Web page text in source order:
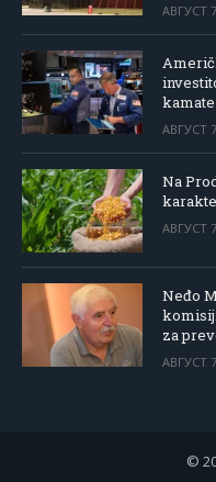
АВГУСТ
kamate
АВГУСТ
Na
АВГУСТ
Neđo
za
АВГУСТ
©